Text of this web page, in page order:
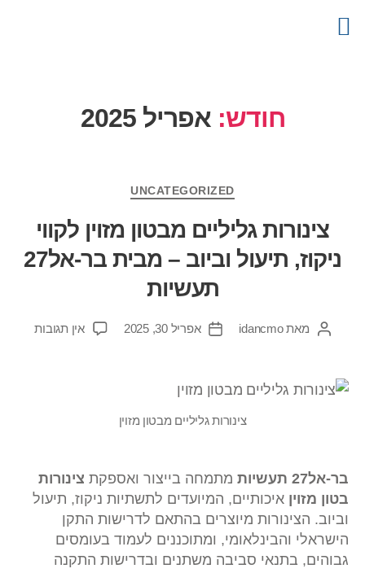
חודש: אפריל 2025
UNCATEGORIZED
צינורות גליליים מבטון מזוין לקווי
ניקוז, תיעול וביוב – מבית בר-אל27
תעשיות
מאתidancmo אפריל 30, 2025 אין תגובות
צינורות גליליים מבטון מזוין
בר-אל27 תעשיות מתמחה בייצור ואספקת צינורות
בטון מזוין איכותיים, המיועדים לתשתיות ניקוז, תיעול
וביוב. הצינורות מיוצרים בהתאם לדרישות התקן
הישראלי והבינלאומי, ומתוכננים לעמוד בעומסים
גבוהים, בתנאי סביבה משתנים ובדרישות התקנה